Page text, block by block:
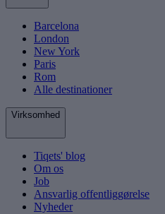
Barcelona
London
New York
Paris
Rom
Alle destinationer
Virksomhed
Tiqets' blog
Om os
Job
Ansvarlig offentliggørelse
Nyheder